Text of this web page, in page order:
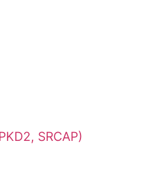
SRCAP)